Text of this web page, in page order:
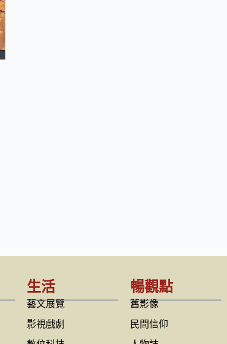
生活
藝文展覽
影視戲劇
暢觀點
舊影像
民間信仰